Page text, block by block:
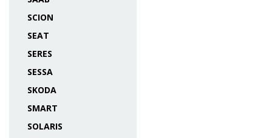
SCION
SEAT
SERES
SESSA
SKODA
SMART
SOLARIS